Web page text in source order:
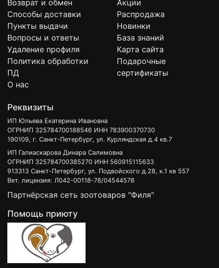
Возврат и обмен
Способы доставки
Пункты выдачи
Вопросы и ответы
Удаление профиля
Политика обработки
ПД
О нас
Акции
Распродажа
Новинки
База знаний
Карта сайта
Подарочные
сертификаты
Реквизиты
ИП Юльева Екатерина Ивановна
ОГРНИП 325784700188546 ИНН 783900370730
190109, г. Санкт-Петербург, ул. Курляндская д.4 кв.7
ИП Галиаскарова Динара Салимовна
ОГРНИП 325784700385270 ИНН 560915115633
913313 Санкт-Петербург, ул. Подвойского д.28, к.1 кв 557
Вет. лицензия: Л042-00118-78/04544578
Партнёрская сеть зоотоваров "Филя"
Помощь приюту